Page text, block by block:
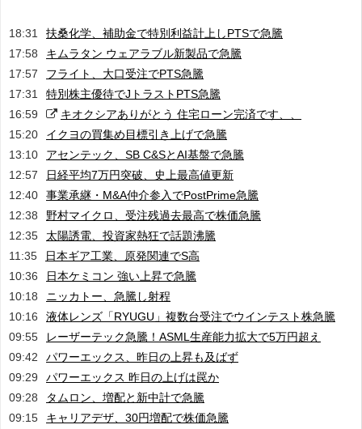
18:31
扶桑化学、補助金で特別利益計上しPTSで急騰
17:58
キムラタン ウェアラブル新製品で急騰
17:57
フライト、大口受注でPTS急騰
17:31
特別株主優待でJトラストPTS急騰
16:59
キオクシアありがとう 住宅ローン完済です、、
15:20
イクヨの買集め目標引き上げで急騰
13:10
アセンテック、SB C&SとAI基盤で急騰
12:57
日経平均7万円突破、史上最高値更新
12:40
事業承継・M&A仲介参入でPostPrime急騰
12:38
野村マイクロ、受注残過去最高で株価急騰
12:35
太陽誘電、投資家熱狂で話題沸騰
11:35
日本ギア工業、原発関連でS高
10:36
日本ケミコン 強い上昇で急騰
10:18
ニッカトー、急騰し射程
10:16
液体レンズ「RYUGU」複数台受注でウインテスト株急騰
09:55
レーザーテック急騰！ASML生産能力拡大で5万円超え
09:42
パワーエックス、昨日の上昇も及ばず
09:29
パワーエックス 昨日の上げは罠か
09:28
タムロン、増配と新中計で急騰
09:15
キャリアデザ、30円増配で株価急騰